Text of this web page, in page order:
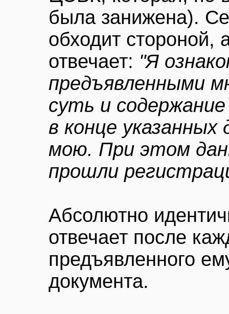
была занижена).
обходит стороной,
отвечает: "Я
предъявленными
суть и
в конце
мою. При этом
прошли
Абсолютно
отвечает после
предъявленного
документа.